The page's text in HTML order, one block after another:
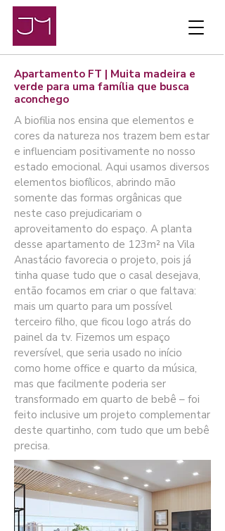
Apartamento FT | Muita madeira e
verde para uma família que busca
aconchego
A biofilia nos ensina que elementos e
cores da natureza nos trazem bem estar
e influenciam positivamente no nosso
estado emocional. Aqui usamos diversos
elementos biofílicos, abrindo mão
somente das formas orgânicas que
neste caso prejudicariam o
aproveitamento do espaço. A planta
desse apartamento de 123m² na Vila
Anastácio favorecia o projeto, pois já
tinha quase tudo que o casal desejava,
então focamos em criar o que faltava:
mais um quarto para um possível
terceiro filho, que ficou logo atrás do
painel da tv. Fizemos um espaço
reversível, que seria usado no início
como home office e quarto da música,
mas que facilmente poderia ser
transformado em quarto de bebê – foi
feito inclusive um projeto complementar
deste quartinho, com tudo que um bebê
precisa.